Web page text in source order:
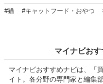
#猫 #キャットフード・おやつ
マイナビお
マイナビおすすめナビは、「
イト。各分野の専門家と編集